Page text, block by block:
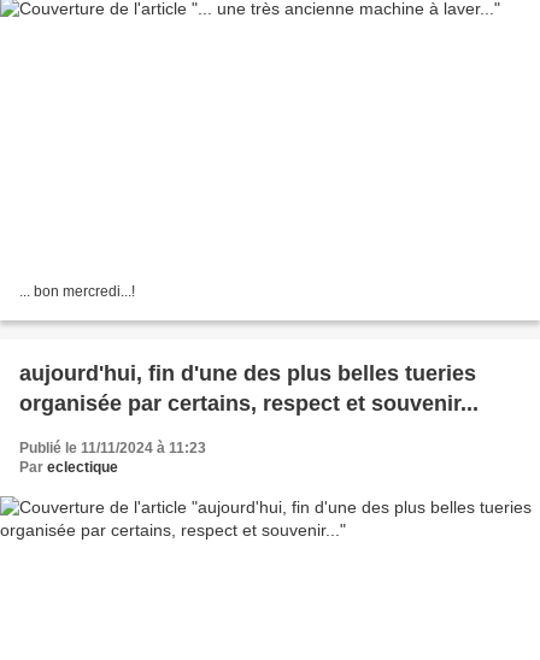
... bon mercredi...!
aujourd'hui, fin d'une des plus belles tueries
organisée par certains, respect et souvenir...
Publié le 11/11/2024 à 11:23
Par eclectique